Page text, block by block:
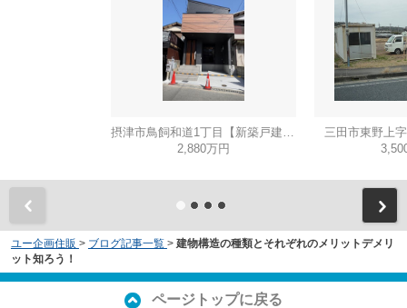
2,880万円
三田市東野上
ユー企画住販 > ブログ記事一覧 > 建物構造の種類とそれぞれのメリットデメリ
ット知ろう！
ページトップに戻る